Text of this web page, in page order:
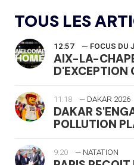
TOUS LES
12:57 — FOCUS DU
AIX-LA-
D'EXCEPTION
11:18 — DAKAR 2026
DAKAR
POLLUTION
9:20 — NATATION